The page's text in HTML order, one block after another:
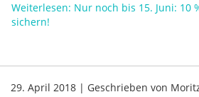
Weiterlesen: Nur noch bis 15. Juni: 10
sichern!
29. April 2018 | Geschrieben von